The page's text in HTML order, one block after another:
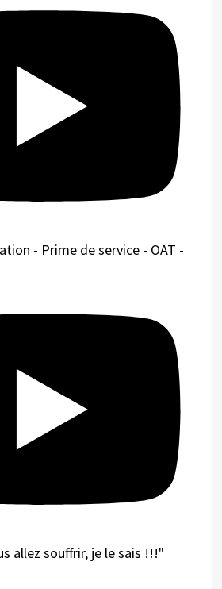
- Prime de service - OAT -
allez souffrir, je le sais !!!"